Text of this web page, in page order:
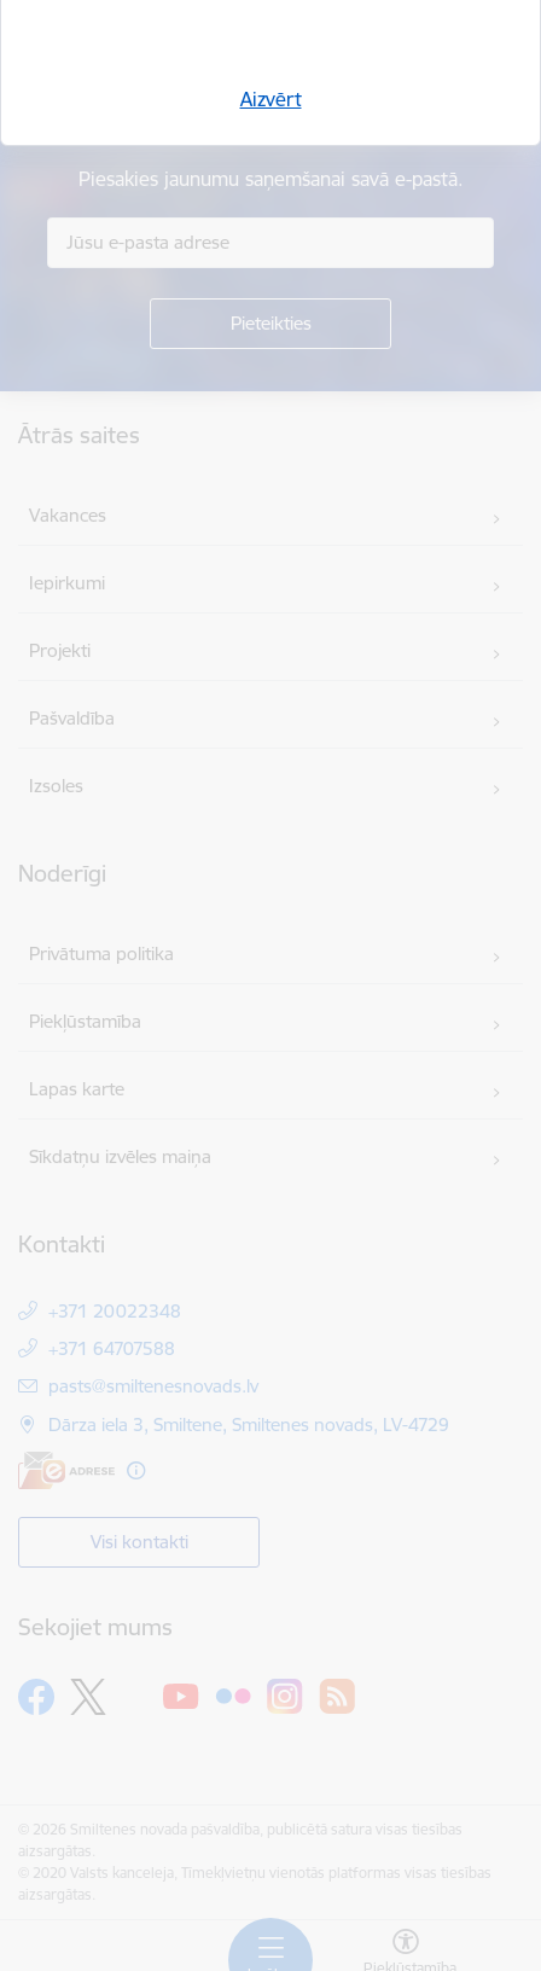
Piekļūstamība
Aizvērt
Piesakies jaunumu saņemšanai savā e-pastā.
Ātrās saites
Vakances
Iepirkumi
Projekti
Pašvaldība
Izsoles
Noderīgi
Privātuma politika
Piekļūstamība
Lapas karte
Sīkdatņu izvēles maiņa
Kontakti
+371 20022348
+371 64707588
E-pasts:
pasts@smiltenesnovads.lv
Dārza iela 3, Smiltene, Smiltenes novads, LV-4729
Visi kontakti
Sekojiet mums
© 2026 Smiltenes novada pašvaldība, publicētā satura visas tiesības
aizsargātas.
© 2020 Valsts kanceleja, Tīmekļvietņu vienotās platformas visas tiesības
aizsargātas.